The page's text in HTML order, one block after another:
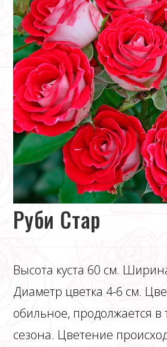
Руби Стар
Высота куста 60 см.
Диаметр цветка 4-6 см.
обильное, продолжается в
сезона. Цветение